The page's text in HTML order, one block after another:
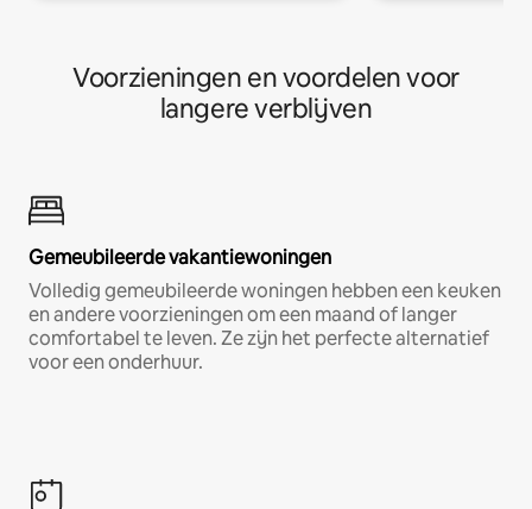
Voorzieningen en voordelen voor
langere verblijven
Gemeubileerde vakantiewoningen
Volledig gemeubileerde woningen hebben een keuken
en andere voorzieningen om een maand of langer
comfortabel te leven. Ze zijn het perfecte alternatief
voor een onderhuur.